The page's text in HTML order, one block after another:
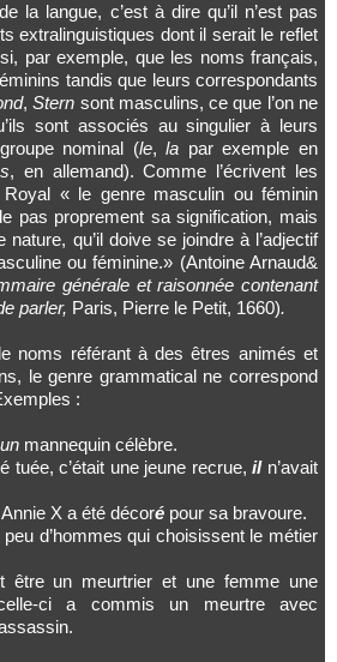
la langue, c’est à dire qu’il n’est pas
extralinguistiques dont il serait le reflet
par exemple, que les noms français,
tandis que leurs correspondants
,Stern sont masculins, ce que l’on ne
sont associés au singulier à leurs
nominal (le,la par exemple en
, en allemand). Comme l’écrivent les
« le genre masculin ou féminin
pas proprement sa signification, mais
nature, qu’il doive se joindre à l’adjectif
ou féminine.» (Antoine Arnaud&
générale et raisonnée contenant
parler, Paris, Pierre le Petit, 1660).
noms référant à des êtres animés et
le genre grammatical ne correspond
:
un mannequin célèbre.
tuée, c’était une jeune recrue,iln’avait
X a été décoré pour sa bravoure.
d’hommes qui choisissent le métier
être un meurtrier et une femme une
ci a commis un meurtre avec